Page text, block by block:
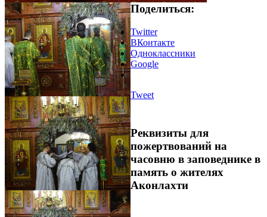
Поделиться:
Twitter
ВКонтакте
Одноклассники
Google
Tweet
Реквизиты для
пожертвований на
часовню в заповеднике в
память о жителях
Аконлахти